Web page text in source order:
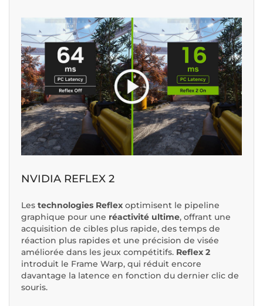
NVIDIA REFLEX 2
Les technologies Reflex optimisent le pipeline
graphique pour une réactivité ultime, offrant une
acquisition de cibles plus rapide, des temps de
réaction plus rapides et une précision de visée
améliorée dans les jeux compétitifs. Reflex 2
introduit le Frame Warp, qui réduit encore
davantage la latence en fonction du dernier clic de
souris.